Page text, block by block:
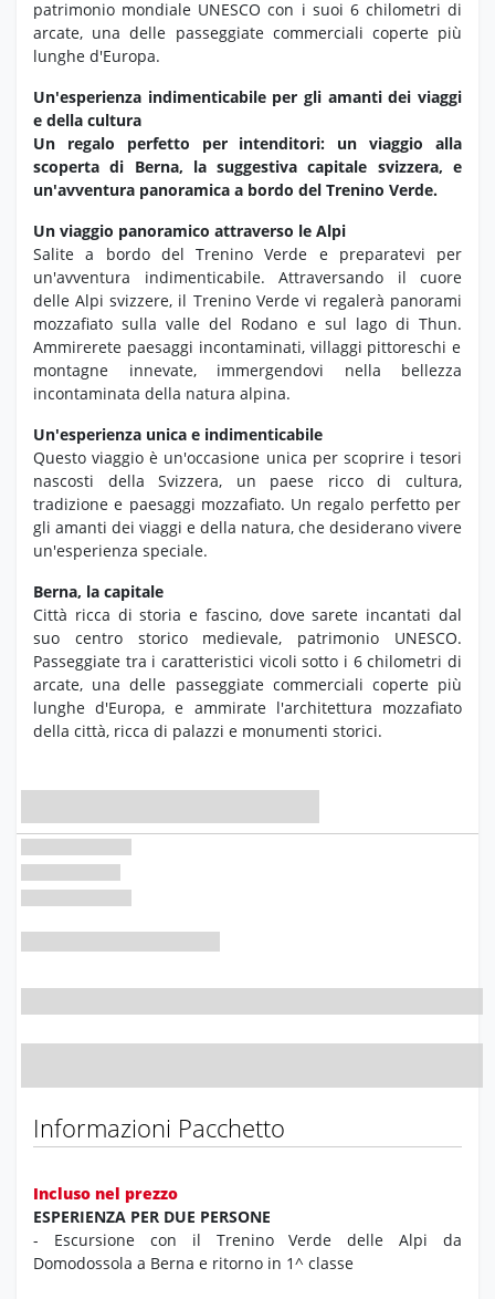
patrimonio mondiale UNESCO con i suoi 6 chilometri di
arcate, una delle passeggiate commerciali coperte più
lunghe d'Europa.
Un'esperienza indimenticabile per gli amanti dei viaggi
e della cultura
Un regalo perfetto per intenditori: un viaggio alla
scoperta di Berna, la suggestiva capitale svizzera, e
un'avventura panoramica a bordo del Trenino Verde.
Un viaggio panoramico attraverso le Alpi
Salite a bordo del Trenino Verde e preparatevi per
un'avventura indimenticabile. Attraversando il cuore
delle Alpi svizzere, il Trenino Verde vi regalerà panorami
mozzafiato sulla valle del Rodano e sul lago di Thun.
Ammirerete paesaggi incontaminati,villaggi pittoreschi e
montagne innevate,immergendovi nella bellezza
incontaminata della natura alpina.
Un'esperienza unica e indimenticabile
Questo viaggio è un'occasione unica per scoprire i tesori
nascosti della Svizzera, un paese ricco di cultura,
tradizione e paesaggi mozzafiato. Un regalo perfetto per
gli amanti dei viaggi e della natura, che desiderano vivere
un'esperienza speciale.
Berna, la capitale
Città ricca di storia e fascino, dove sarete incantati dal
suo centro storico medievale, patrimonio UNESCO.
Passeggiate tra i caratteristici vicoli sotto i 6 chilometri di
arcate, una delle passeggiate commerciali coperte più
lunghe d'Europa, e ammirate l'architettura mozzafiato
della città, ricca di palazzi e monumenti storici.
Informazioni Pacchetto
Incluso nel prezzo
ESPERIENZA PER DUE PERSONE
- Escursione con il Trenino Verde delle Alpi da
Domodossola a Berna e ritorno in 1^ classe